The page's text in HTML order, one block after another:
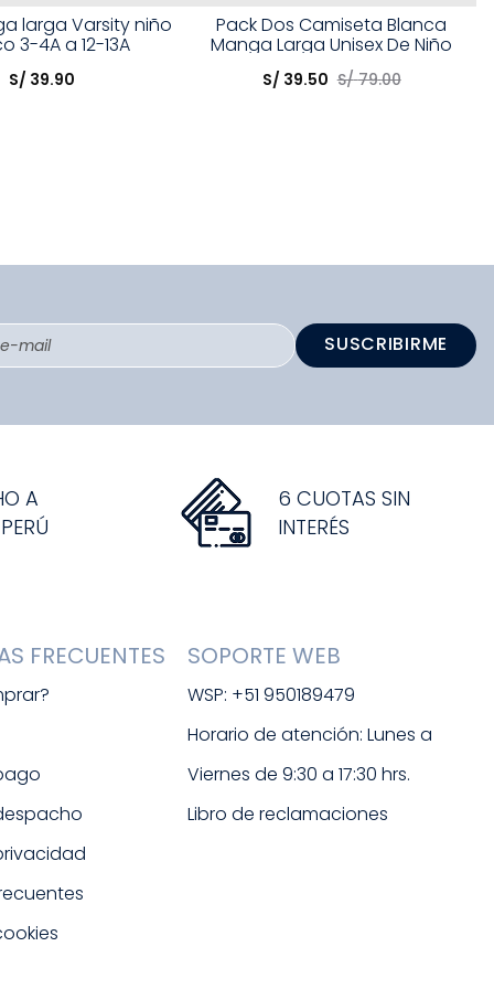
larga Varsity niño
3-4A a 12-13A
S/ 39.90
Talla
Elige una opción
Pack Dos Camiseta Blanca
Manga Larga Unisex De Niño
S/ 39.50 S/ 79.00
SUSCRIBIRME
A
6 CUOTAS SIN
INTERÉS
FRECUENTES SOPORTE WEB
WSP: +51 950189479
Horario de atención: Lunes a
Viernes de 9:30 a 17:30 hrs.
Libro de reclamaciones